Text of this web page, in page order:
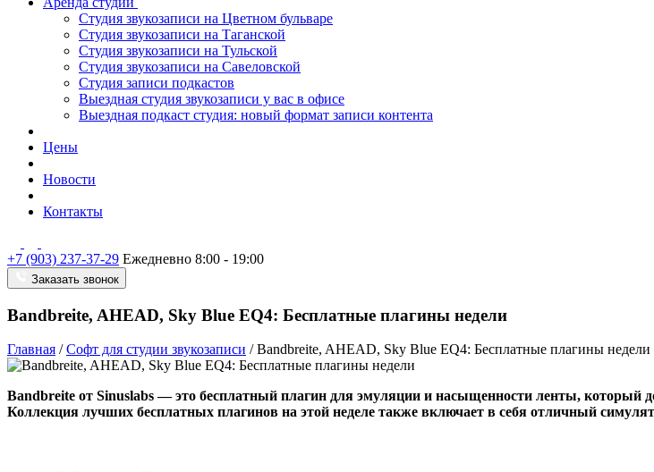
Студия звукозаписи на Цветном бульваре
Студия звукозаписи на Таганской
Студия звукозаписи на Тульской
Студия звукозаписи на Савеловской
Студия записи подкастов
Выездная студия звукозаписи у вас в офисе
Выездная подкаст студия: новый формат записи контента
Цены
Новости
Контакты
+7 (903) 237-37-29 Ежедневно 8:00 - 19:00
Заказать звонок
Bandbreite, AHEAD, Sky Blue EQ4: Бесплатные плагины недели
Главная /Софт для студии звукозаписи /Bandbreite, AHEAD, Sky Blue EQ4: Бесплатные плагины недели
Bandbreite от Sinuslabs — это бесплатный плагин для эмуляции и насыщенности ленты, который
Коллекция лучших бесплатных плагинов на этой неделе также включает в себя отличный